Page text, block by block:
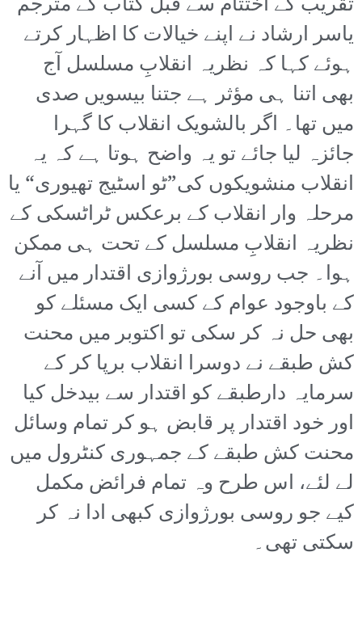
یاسر ارشاد نے اپنے خیالات کا اظہار کرتے
ہوئے کہا کہ نظریہ انقلابِ مسلسل آج
بھی اتنا ہی مؤثر ہے جتنا بیسویں صدی
میں تھا۔ اگر بالشویک انقلاب کا گہرا
جائزہ لیا جائے تو یہ واضح ہوتا ہے کہ یہ
انقلاب منشویکوں کی”ٹو اسٹیج تھیوری“ یا
مرحلہ وار انقلاب کے برعکس ٹراٹسکی کے
نظریہ انقلابِ مسلسل کے تحت ہی ممکن
ہوا۔ جب روسی بورژوازی اقتدار میں آنے
کے باوجود عوام کے کسی ایک مسئلے کو
بھی حل نہ کر سکی تو اکتوبر میں محنت
کش طبقے نے دوسرا انقلاب برپا کر کے
سرمایہ دارطبقے کو اقتدار سے بیدخل کیا
اور خود اقتدار پر قابض ہو کر تمام وسائل
محنت کش طبقے کے جمہوری کنٹرول میں
لے لئے، اس طرح وہ تمام فرائض مکمل
کیے جو روسی بورژوازی کبھی ادا نہ کر
سکتی تھی۔